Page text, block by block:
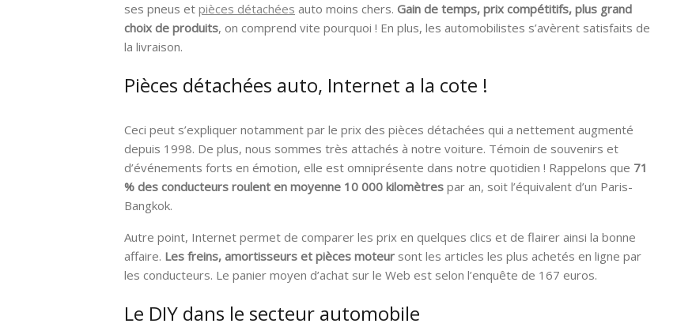
ses pneus et pièces détachées auto moins chers. Gain de temps, prix compétitifs, plus grand
choix de produits, on comprend vite pourquoi ! En plus, les automobilistes s’avèrent satisfaits de
la livraison.
Pièces détachées auto, Internet a la cote !
Ceci peut s’expliquer notamment par le prix des pièces détachées qui a nettement augmenté
depuis 1998. De plus, nous sommes très attachés à notre voiture. Témoin de souvenirs et
d’événements forts en émotion, elle est omniprésente dans notre quotidien ! Rappelons que 71
% des conducteurs roulent en moyenne 10 000 kilomètres par an, soit l’équivalent d’un Paris-
Bangkok.
Autre point, Internet permet de comparer les prix en quelques clics et de flairer ainsi la bonne
affaire. Les freins, amortisseurs et pièces moteur sont les articles les plus achetés en ligne par
les conducteurs. Le panier moyen d’achat sur le Web est selon l’enquête de 167 euros.
Le DIY dans le secteur automobile